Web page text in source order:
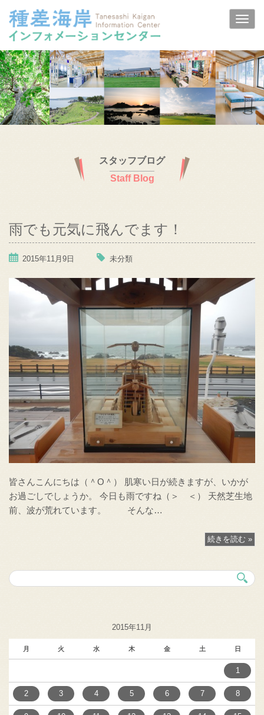
スタッフブログ
Staff Blog
雨でも元気に飛んでます！
2015年11月9日 未分類
皆さんこんにちは（＾O＾） 肌寒い日が続きますが、いかが
お過ごしでしょうか。 今日も雨ですね（＞ ＜） 天然芝生地
前、波が荒れています。 そんな…
続きを読む »
2015年11月
月 火 水 木 金 土 日
1
2 3 4 5 6 7 8